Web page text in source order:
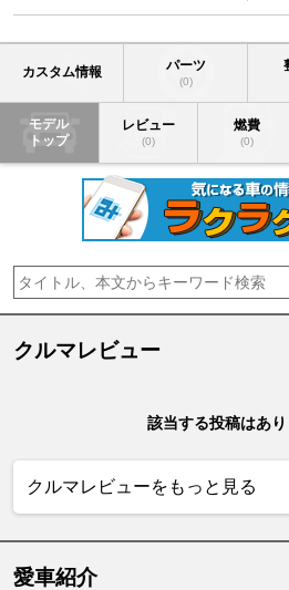
カスタム情報 パーツ
(0)
モデル
トップ
レビュー
(0)
燃費
(0)
クルマレビュー
該当する投稿はあり
クルマレビューをもっと見る
愛車紹介